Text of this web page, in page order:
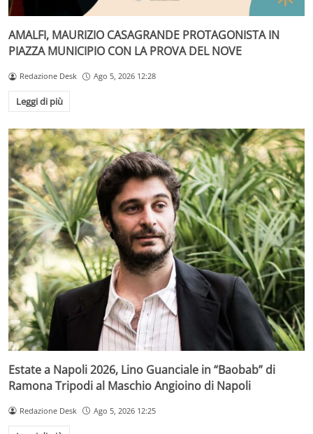
AMALFI, MAURIZIO CASAGRANDE PROTAGONISTA IN
PIAZZA MUNICIPIO CON LA PROVA DEL NOVE
Redazione Desk Ago 5, 2026 12:28
Leggi di più
Estate a Napoli 2026, Lino Guanciale in “Baobab” di
Ramona Tripodi al Maschio Angioino di Napoli
Redazione Desk Ago 5, 2026 12:25